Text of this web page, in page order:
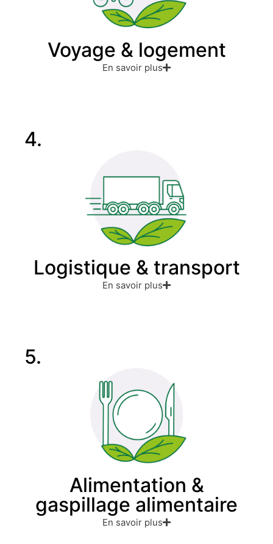
Voyage & logement
En savoir plus
4.
Logistique & transport
En savoir plus
5.
Alimentation &
gaspillage alimentaire
En savoir plus